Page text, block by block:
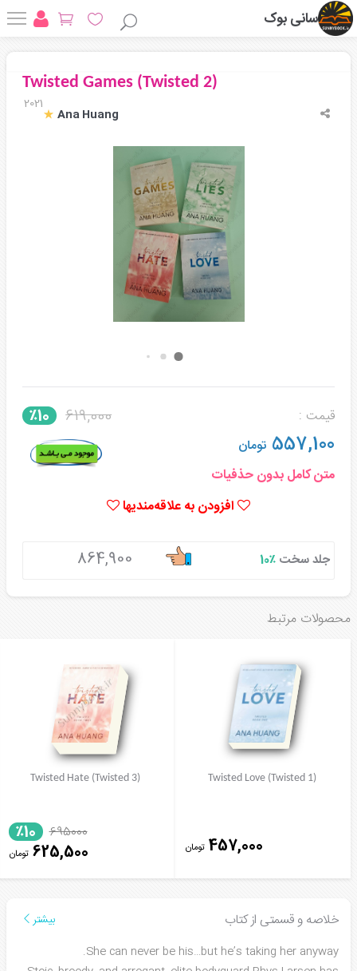
سانی بوک
Twisted Games (Twisted 2)
2021
Ana Huang
قیمت : 619,000 ٪10
557,100 تومان
متن کامل بدون حذفیات
افزودن به علاقه‌مندیها
جلد سخت ٪10 864,900
محصولات مرتبط
Twisted Love (Twisted 1)
457,000 تومان
Twisted Hate (Twisted 3)
695000
٪10
625,500 تومان
خلاصه و قسمتی از کتاب
بیشتر
She can never be his…but he’s taking her anyway.